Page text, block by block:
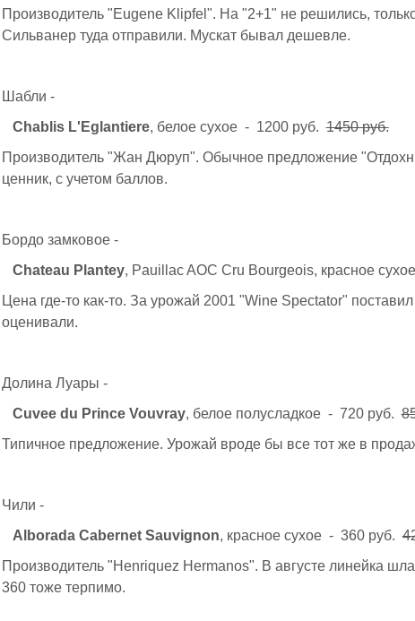
Производитель "Eugene Klipfel". На "2+1" не решились,
Сильванер туда отправили. Мускат бывал дешевле.
Шабли -
Chablis L'Eglantiere, белое сухое - 1200 руб.1450 руб.
Производитель "Жан Дюруп". Обычное предложение
ценник, с учетом баллов.
Бордо замковое -
Chateau Plantey, Pauillac AOC Cru Bourgeois, красное
Цена где-то как-то. За урожай 2001 "Wine Spectator"
оценивали.
Долина Луары -
Cuvee du Prince Vouvray, белое полусладкое - 720 руб.
Типичное предложение. Урожай вроде бы все тот же в
Чили -
Alborada Cabernet Sauvignon, красное сухое - 360 руб.
Производитель "Henriquez Hermanos". В августе линейка
360 тоже терпимо.